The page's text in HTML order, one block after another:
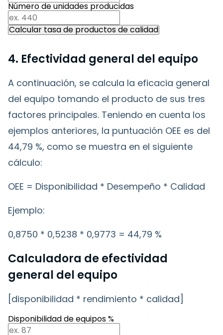
Número de unidades producidas
Calcular tasa de productos de calidad
4. Efectividad general del equipo
A continuación, se calcula la eficacia general
del equipo tomando el producto de sus tres
factores principales. Teniendo en cuenta los
ejemplos anteriores, la puntuación OEE es del
44,79 %, como se muestra en el siguiente
cálculo:
OEE = Disponibilidad * Desempeño * Calidad
Ejemplo:
0,8750 * 0,5238 * 0,9773 = 44,79 %
Calculadora de efectividad
general del equipo
[disponibilidad * rendimiento * calidad]
Disponibilidad de equipos %